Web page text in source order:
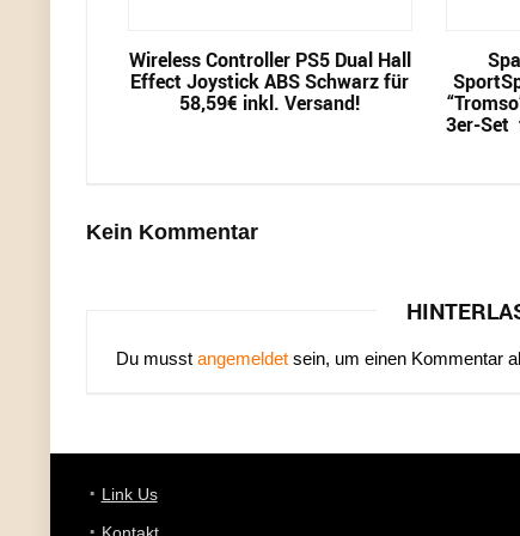
Wireless Controller PS5 Dual Hall
Effect Joystick ABS Schwarz für
58,59€ inkl. Versand!
3er-Set
Kein Kommentar
Du musst angemeldet sein, um einen Kommentar
Link Us